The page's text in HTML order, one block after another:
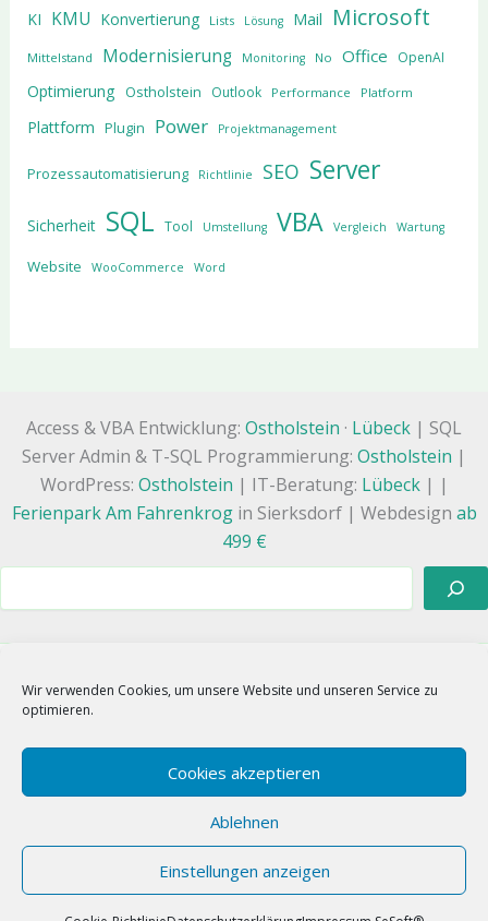
Wir verwenden Cookies, um unsere Website und unseren Service zu
optimieren.
Cookies akzeptieren
Ablehnen
Einstellungen anzeigen
KI KMU Konvertierung Lists Lösung Mail Microsoft
Mittelstand Modernisierung Monitoring No Office OpenAI
Optimierung Ostholstein Outlook Performance Platform
Plattform Plugin Power Projektmanagement
Prozessautomatisierung Richtlinie SEO Server
Sicherheit SQL Tool Umstellung VBA Vergleich Wartung
Website WooCommerce Word
Access & VBA Entwicklung: Ostholstein · Lübeck | SQL
Server Admin & T-SQL Programmierung: Ostholstein |
WordPress: Ostholstein | IT-Beratung: Lübeck| |
Ferienpark Am Fahrenkrogin Sierksdorf | Webdesign ab
499 €
Suchen
TikTok
Ostholstein | Copyright © 2026 SeSoft® GmbH